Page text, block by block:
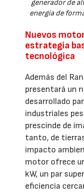
generador de
energía de
Nuevos
estrategia
tecnológica
Además del
presentará un
desarrollado
industriales
prescinde de
tanto, de
impacto
motor ofrece
kW, un par
eficiencia